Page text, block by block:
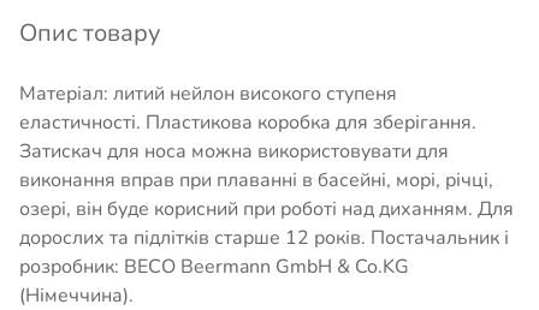
Опис товару
Матеріал: литий нейлон високого ступеня
еластичності. Пластикова коробка для зберігання.
Затискач для носа можна використовувати для
виконання вправ при плаванні в басейні, морі, річці,
озері, він буде корисний при роботі над диханням. Для
дорослих та підлітків старше 12 років. Постачальник і
розробник: BECO Beermann GmbH & Co.KG
(Німеччина).